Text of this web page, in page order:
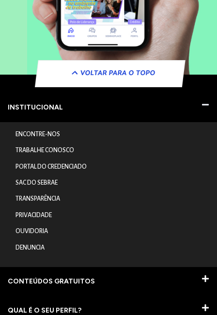
VOLTAR PARA O TOPO
INSTITUCIONAL
ENCONTRE-NOS
TRABALHE CONOSCO
PORTAL DO CREDENCIADO
SAC DO SEBRAE
TRANSPARÊNCIA
PRIVACIDADE
OUVIDORIA
DENUNCIA
CONTEÚDOS GRATUITOS
QUAL É O SEU PERFIL?